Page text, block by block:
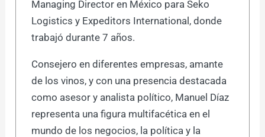
Managing Director en México para Seko
Logistics y Expeditors International, donde
trabajó durante 7 años.
Consejero en diferentes empresas, amante
de los vinos, y con una presencia destacada
como asesor y analista político, Manuel Díaz
representa una figura multifacética en el
mundo de los negocios, la política y la